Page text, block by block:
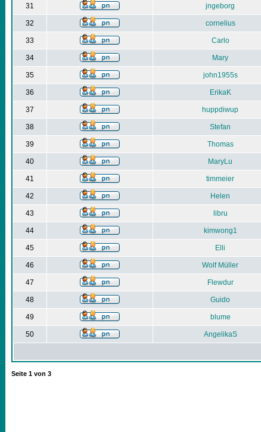
31 jngeborg
32 cornelius
33 Carlo
34 Mary
35 john1955s
36 ErikaK
37 huppdiwup
38 Stefan
39 Thomas
40 MaryLu
41 timmeier
42 Helen
43 libru
44 kimwong1
45 Elli
46 Wolf Müller
47 Flewdur
48 Guido
49 blume
50 AngelikaS
Seite 1 von 3